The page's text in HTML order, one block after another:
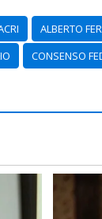
ALBERTO
CONSENSO